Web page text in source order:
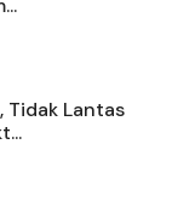
Tidak Lantas